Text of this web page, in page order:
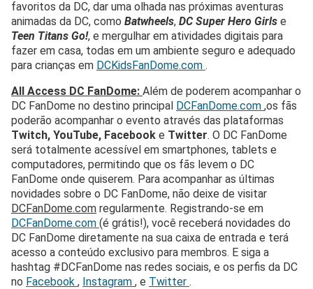
favoritos da DC, dar uma olhada nas próximas aventuras
animadas da DC, como Batwheels, DC Super Hero Girls e
Teen Titans Go!, e mergulhar em atividades digitais para
fazer em casa, todas em um ambiente seguro e adequado
para crianças em DCKidsFanDome.com .
All Access DC FanDome: Além de poderem acompanhar o
DC FanDome no destino principal DCFanDome.com ,os fãs
poderão acompanhar o evento através das plataformas
Twitch, YouTube, Facebook e Twitter. O DC FanDome
será totalmente acessível em smartphones, tablets e
computadores, permitindo que os fãs levem o DC
FanDome onde quiserem. Para acompanhar as últimas
novidades sobre o DC FanDome, não deixe de visitar
DCFanDome.com regularmente. Registrando-se em
DCFanDome.com (é grátis!), você receberá novidades do
DC FanDome diretamente na sua caixa de entrada e terá
acesso a conteúdo exclusivo para membros. E siga a
hashtag #DCFanDome nas redes sociais, e os perfis da DC
no Facebook , Instagram , e Twitter .